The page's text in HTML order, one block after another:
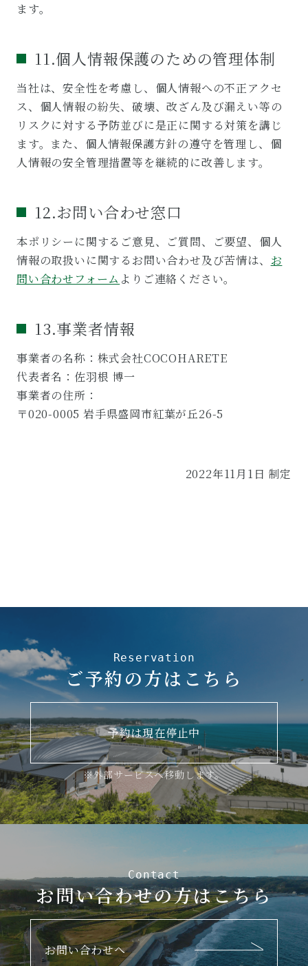
ます。
11.個人情報保護のための管理体制
当社は、安全性を考慮し、個⼈情報への不正アクセ
ス、個⼈情報の紛失、破壊、改ざん及び漏えい等の
リスクに対する予防並びに是正に関する対策を講じ
ます。また、個人情報保護方針の遵守を管理し、個
人情報の安全管理措置等を継続的に改善します。
12.お問い合わせ窓口
本ポリシーに関するご意見、ご質問、ご要望、個人
情報の取扱いに関するお問い合わせ及び苦情は、 お
問い合わせフォーム よりご連絡ください。
13.事業者情報
事業者の名称：株式会社COCOHARETE
代表者名：佐羽根 博一
事業者の住所：
〒020-0005 岩手県盛岡市紅葉が丘26-5
2022年11月1日 制定
Reservation
ご予約の方はこちら
予約は現在停止中
※外部サービスへ移動します。
Contact
お問い合わせの方はこちら
お問い合わせへ